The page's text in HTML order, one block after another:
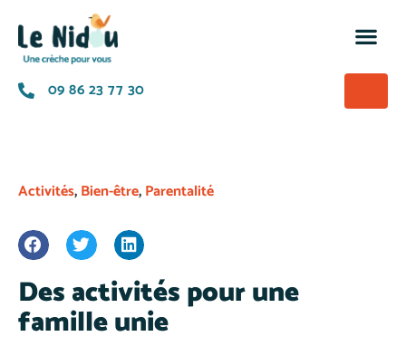
09 86 23 77 30
Activités,Bien-être,Parentalité
Des activités pour une
famille unie